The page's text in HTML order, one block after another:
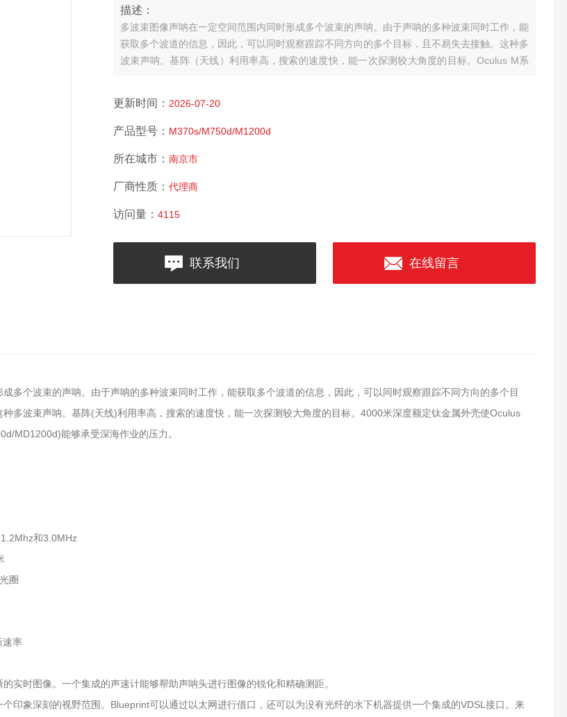
描述：
多波束图像声呐在一定空间范围内同时形成多个波束的声呐。由于声呐的多种波束同时工作，能
获取多个波道的信息，因此，可以同时观察跟踪不同方向的多个目标，且不易失去接触。这种多
波束声呐。基阵（天线）利用率高，搜索的速度快，能一次探测较大角度的目标。Oculus M系
更新时间： 2026-07-20
产品型号： M370s/M750d/M1200d
所在城市： 南京市
厂商性质： 代理商
访问量： 4115
联系我们 在线留言
多个波束的声呐。由于声呐的多种波束同时工作，能获取多个波道的信息，因此，可以同时观察跟踪不同方向的多个目
多波束声呐。基阵(天线)利用率高，搜索的速度快，能一次探测较大角度的目标。4000米深度额定钛金属外壳使Oculus
MD1200d)能够承受深海作业的压力。
点：
和3.0MHz
圈
速率
实时图像。一个集成的声速计能够帮助声呐头进行图像的锐化和精确测距。
印象深刻的视野范围。Blueprint可以通过以太网进行借口，还可以为没有光纤的水下机器提供一个集成的VDSL接口。来